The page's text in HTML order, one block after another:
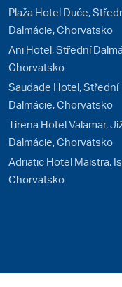
Plaža Hotel Duće,
Dalmácie, Chorvatsko
Ani Hotel, Střední
Chorvatsko
Saudade Hotel, Střední
Dalmácie, Chorvatsko
Tirena Hotel Valamar,
Dalmácie, Chorvatsko
Adriatic Hotel Maistra,
Chorvatsko